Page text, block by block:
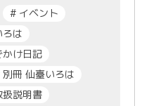
#イベント
は
け日記
別冊 仙臺いろは
説明書